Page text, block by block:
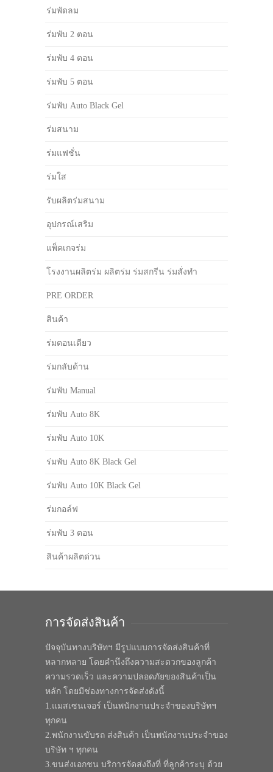
ร่มพัดลม
ร่มพับ 2 ตอน
ร่มพับ 4 ตอน
ร่มพับ 5 ตอน
ร่มพับ Auto Black Gel
ร่มสนาม
ร่มแฟชั่น
ร่มใส
รับผลิตร่มสนาม
อุปกรณ์เสริม
แพ็คเกจร่ม
โรงงานผลิตร่ม ผลิตร่ม ร่มสกรีน ร่มสั่งทำ
PRE ORDER
สินค้า
ร่มตอนเดียว
ร่มกลับด้าน
ร่มพับ Manual
ร่มพับ Auto 8K
ร่มพับ Auto 10K
ร่มพับ Auto 8K Black Gel
ร่มพับ Auto 10K Black Gel
ร่มกอล์ฟ
ร่มพับ 3 ตอน
สินค้าผลิตด่วน
การจัดส่งสินค้า
ปัจจุบันทางบริษัทฯ มีรูปแบบการจัดส่งสินค้าที่
หลากหลาย โดยคำนึงถึงความสะดวกของลูกค้า
ความรวดเร็ว และความปลอดภัยของสินค้าเป็น
หลัก โดยมีช่องทางการจัดส่งดังนี้
1.แมสเซนเจอร์ เป็นพนักงานประจำของบริษัทฯ
ทุกคน
2.พนักงานขับรถ ส่งสินค้า เป็นพนักงานประจำของ
บริษัท ฯ ทุกคน
3.ขนส่งเอกชน บริการจัดส่งถึงที่ ที่ลูกค้าระบุ ด้วย